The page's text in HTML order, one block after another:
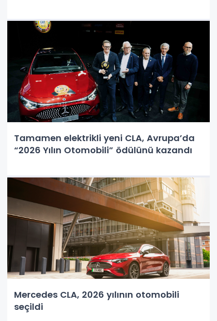
Tamamen elektrikli yeni CLA, Avrupa’da
“2026 Yılın Otomobili” ödülünü kazandı
Mercedes CLA, 2026 yılının otomobili
seçildi